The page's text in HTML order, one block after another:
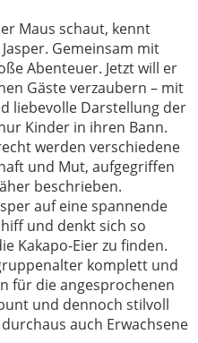
Maus schaut, kennt
Gemeinsam mit
Abenteuer. Jetzt will er
Gäste verzaubern – mit
liebevolle Darstellung der
Kinder in ihren Bann.
werden verschiedene
und Mut, aufgegriffen
beschrieben.
auf eine spannende
und denkt sich so
Kakapo-Eier zu finden.
komplett und
für die angesprochenen
und dennoch stilvoll
auch Erwachsene